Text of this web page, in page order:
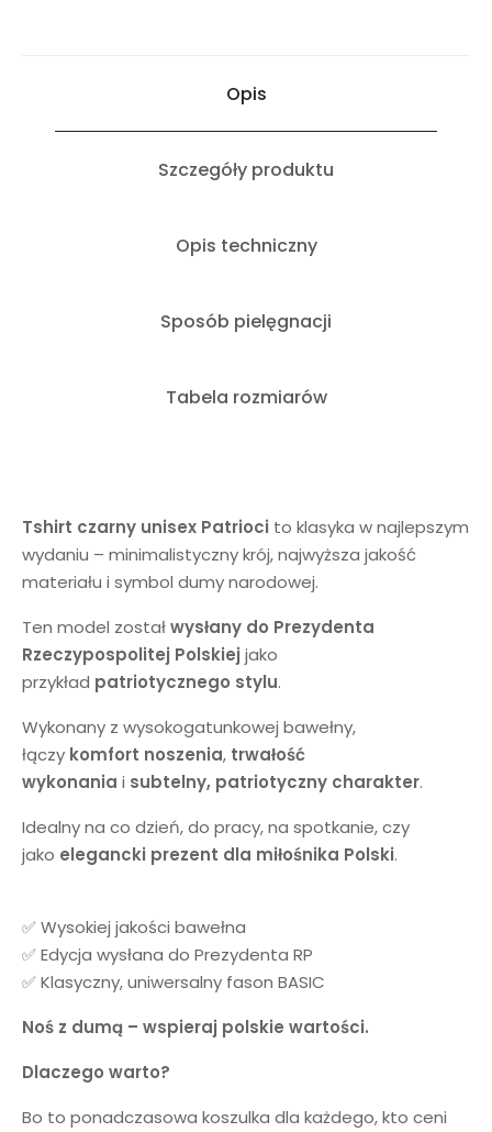
Opis
Szczegóły produktu
Opis techniczny
Sposób pielęgnacji
Tabela rozmiarów
Tshirt czarny unisex Patrioci to klasyka w najlepszym
wydaniu – minimalistyczny krój, najwyższa jakość
materiału i symbol dumy narodowej.
Ten model zostałwysłany do Prezydenta
Rzeczypospolitej Polskiej jako
przykład patriotycznego stylu.
Wykonany z wysokogatunkowej bawełny,
łączy komfort noszenia, trwałość
wykonania i subtelny, patriotyczny charakter.
Idealny na co dzień, do pracy, na spotkanie, czy
jako elegancki prezent dla miłośnika Polski.
✅ Wysokiej jakości bawełna
✅ Edycja wysłana do Prezydenta RP
✅ Klasyczny, uniwersalny fason BASIC
Noś z dumą – wspieraj polskie wartości.
Dlaczego warto?
Bo to ponadczasowa koszulka dla każdego, kto ceni